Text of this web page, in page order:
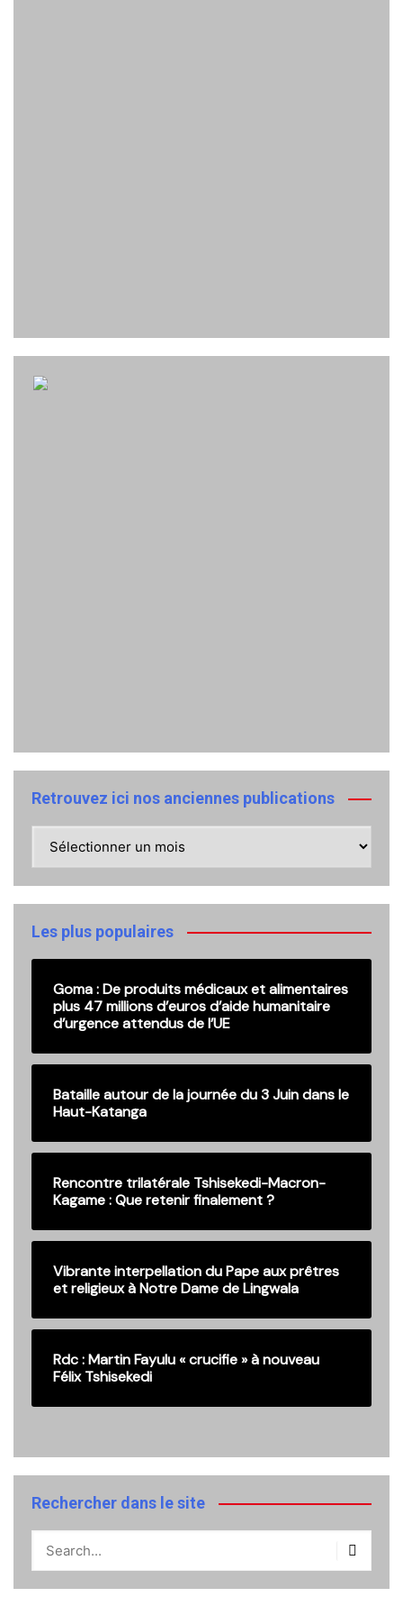
Retrouvez ici nos anciennes publications
anciennes
publications
Les plus populaires
Goma : De produits médicaux et alimentaires
plus 47 millions d’euros d’aide humanitaire
d’urgence attendus de l’UE
Bataille autour de la journée du 3 Juin dans le
Haut-Katanga
Rencontre trilatérale Tshisekedi-Macron-
Kagame : Que retenir finalement ?
Vibrante interpellation du Pape aux prêtres
et religieux à Notre Dame de Lingwala
Rdc : Martin Fayulu « crucifie » à nouveau
Félix Tshisekedi
Rechercher dans le site